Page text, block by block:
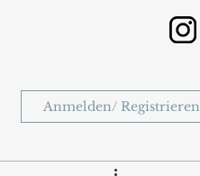
Anmelden/ Registrieren